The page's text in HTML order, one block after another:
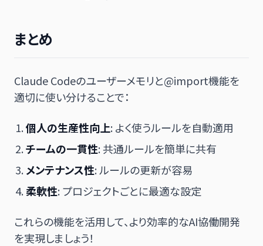
まとめ
Claude Codeのユーザーメモリと@import機能を
適切に使い分けることで：
個人の生産性向上: よく使うルールを自動適用
チームの一貫性: 共通ルールを簡単に共有
メンテナンス性: ルールの更新が容易
柔軟性: プロジェクトごとに最適な設定
これらの機能を活用して、より効率的なAI協働開発
を実現しましょう！